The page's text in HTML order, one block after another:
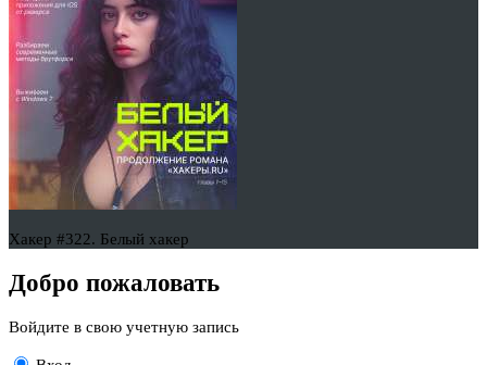
Хакер #322. Белый хакер
Добро пожаловать
Войдите в свою учетную запись